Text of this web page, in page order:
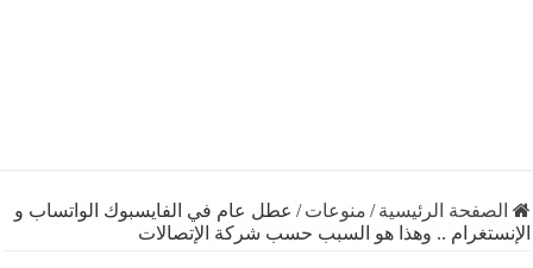
الرئيسية /منوعات/عطل عام في الفايسبوك الواتساب و
.. وهذا هو السبب حسب شركة الإتصالات